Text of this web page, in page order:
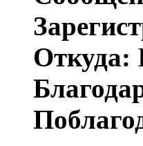
Откуда: